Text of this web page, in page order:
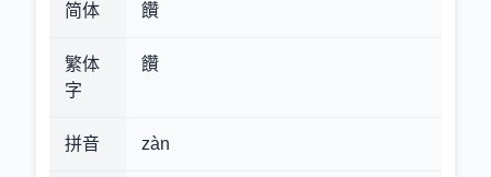
简体 饡
繁体
字
饡
拼音 zàn